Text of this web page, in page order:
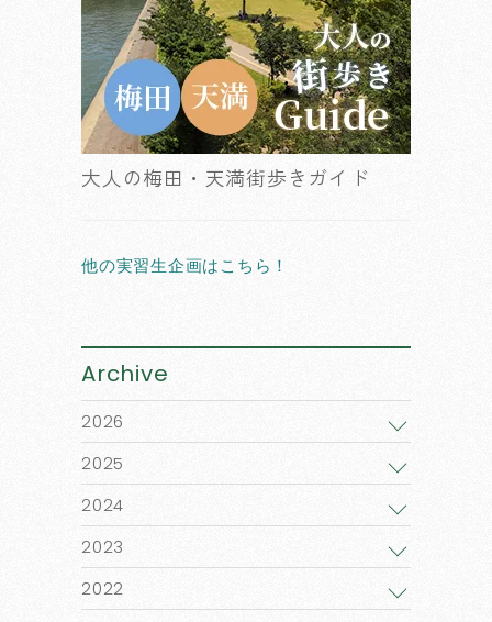
大人の梅田・天満街歩きガイド
他の実習生企画はこちら！
Archive
2026
2025
2024
2023
2022